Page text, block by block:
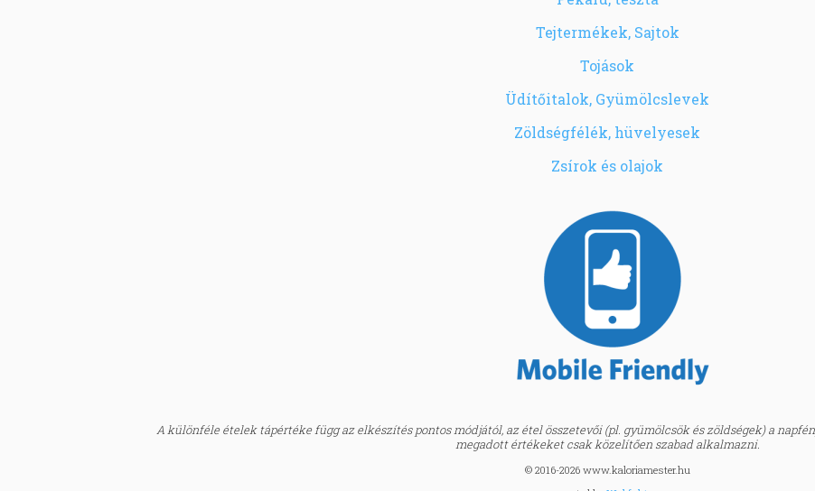
Tejtermékek, Sajtok
Tojások
Üdítőitalok, Gyümölcslevek
Zöldségfélék, hüvelyesek
Zsírok és olajok
A különféle ételek tápértéke függ az elkészítés pontos módjától, az étel összetevői (pl. gyümölcsök és zöldségek) a
megadott értékeket csak közelítően szabad alkalmazni.
© 2016-2026 www.kaloriamester.hu